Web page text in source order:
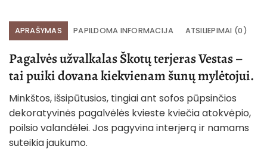
APRAŠYMAS PAPILDOMA INFORMACIJA ATSILIEPIMAI (0)
Pagalvės užvalkalas Škotų terjeras Vestas –
tai puiki dovana kiekvienam šunų mylėtojui.
Minkštos, išsipūtusios, tingiai ant sofos pūpsinčios
dekoratyvinės pagalvėlės kvieste kviečia atokvėpio,
poilsio valandėlei. Jos pagyvina interjerą ir namams
suteikia jaukumo.